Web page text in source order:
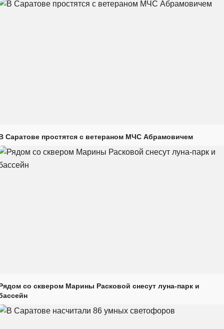
Саратове простятся с ветераном МЧС Абрамовичем
со сквером Марины Расковой снесут луна-парк и